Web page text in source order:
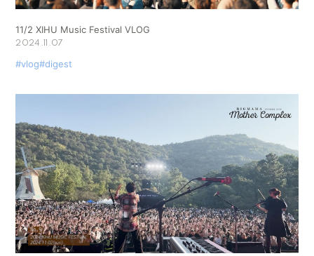
11/2 XIHU Music Festival VLOG
2024.11.07
#vlog#digest